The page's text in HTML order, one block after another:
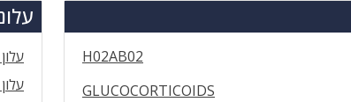
H02AB02
GLUCOCORTICOIDS